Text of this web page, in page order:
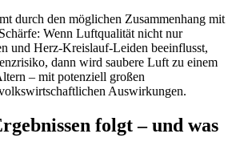
durch den möglichen Zusammenhang mit
Wenn Luftqualität nicht nur
und Herz-Kreislauf-Leiden beeinflusst,
dann wird saubere Luft zu einem
– mit potenziell großen
Auswirkungen.
folgt – und was